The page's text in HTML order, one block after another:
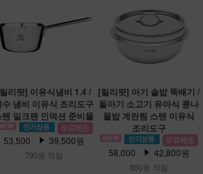
리팟] 이유식냄비 1.4 /
수 냄비 이유식 조리도구
텐 밀크팬 인덕션 준비물
53,500 39,500원
790원 적립
[릴리팟] 아기 솥밥 뚝배기 /
돌아기 소고기 유아식 콩나
물밥 계란찜 스텐 이유식
조리도구
58,000 42,800원
850원 적립